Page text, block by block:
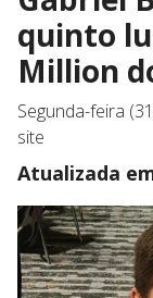
quinto
Million
Segunda-feira
site
Atualizada